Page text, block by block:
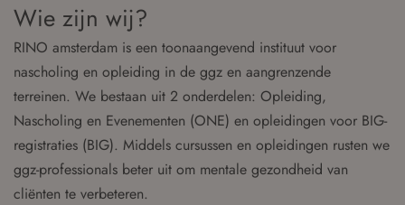
Wie zijn wij?
RINO amsterdam is een toonaangevend instituut voor
nascholing en opleiding in de ggz en aangrenzende
terreinen. We bestaan uit 2 onderdelen: Opleiding,
Nascholing en Evenementen (ONE) en opleidingen voor BIG-
registraties (BIG). Middels cursussen en opleidingen rusten we
ggz-professionals beter uit om mentale gezondheid van
cliënten te verbeteren.